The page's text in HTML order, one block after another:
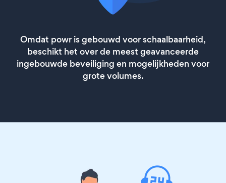
Omdat powr is gebouwd voor schaalbaarheid,
beschikt het over de meest geavanceerde
ingebouwde beveiliging en mogelijkheden voor
grote volumes.